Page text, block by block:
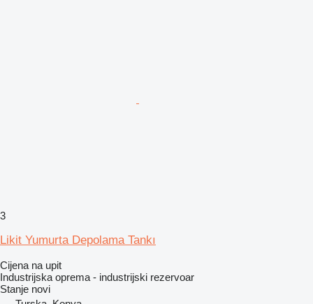
3
Likit Yumurta Depolama Tankı
Cijena na upit
Industrijska oprema - industrijski rezervoar
Stanje novi